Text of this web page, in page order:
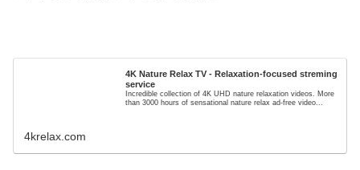
4K Nature Relax TV - Relaxation-focused streming
service
Incredible collection of 4K UHD nature relaxation videos. More
than 3000 hours of sensational nature relax ad-free video...
4krelax.com